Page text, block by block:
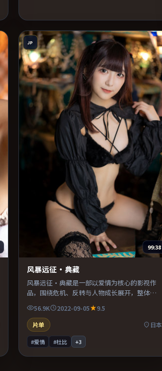
JP
99:38
风暴远征·典藏
风暴远征·典藏是一部以爱情为核心的影视作
品，围绕危机、反转与人物成长展开，整体节
奏紧凑，值得推荐观看。
56.9K 2022-09-05
9.5
片单
日本
#爱情 #杜比 +3